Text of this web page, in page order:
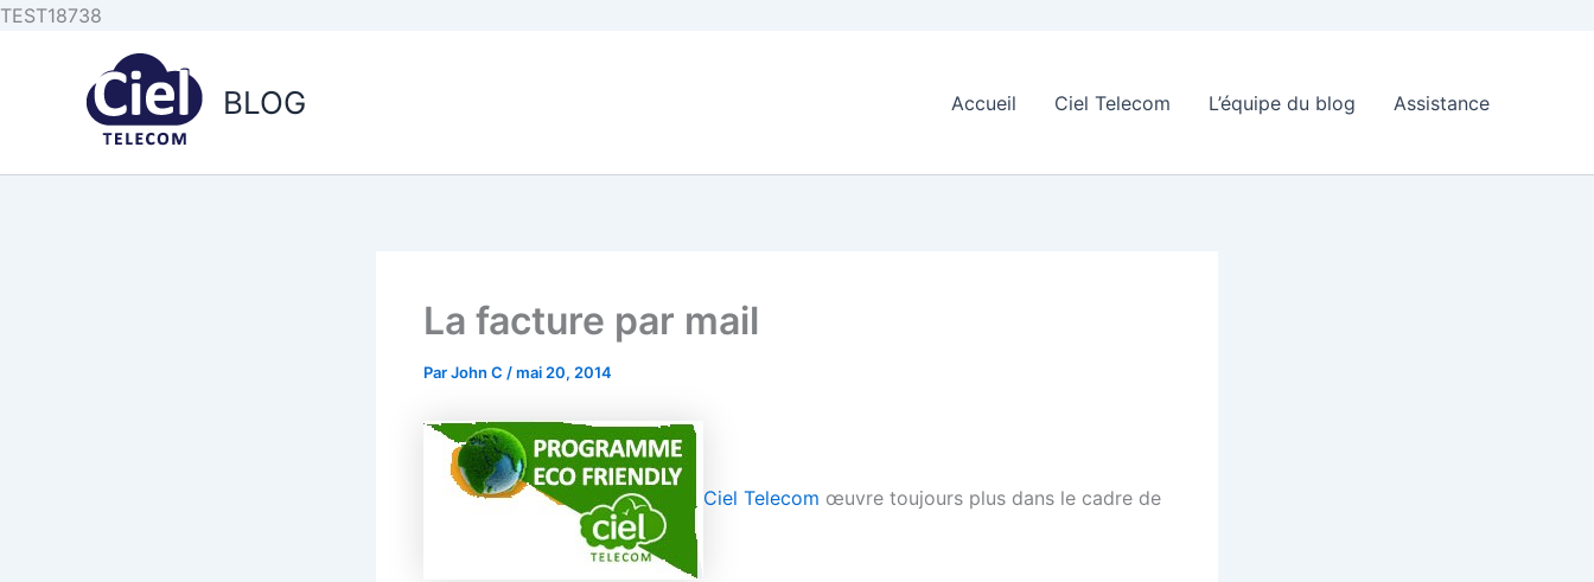
TEST18738
contenu
Aller
BLOG Accueil Ciel Telecom L’équipe du blog Assistance
La facture par mail
ParJohn C /mai 20, 2014
Ciel Telecom œuvre toujours plus dans le cadre de